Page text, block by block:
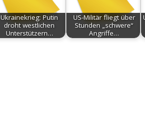
Ukrainekrieg: Putin
droht westlichen
Unterstützern…
US-Militär fliegt über
Stunden „schwere“
Angriffe…